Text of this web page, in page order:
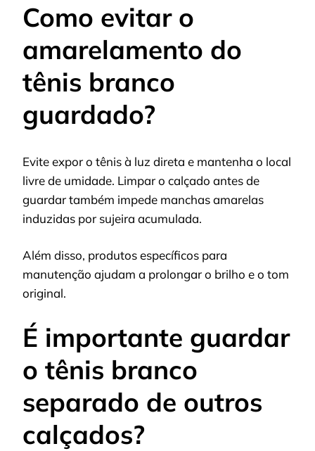
Como evitar o
amarelamento do
tênis branco
guardado?
Evite expor o tênis à luz direta e mantenha o local
livre de umidade. Limpar o calçado antes de
guardar também impede manchas amarelas
induzidas por sujeira acumulada.
Além disso, produtos específicos para
manutenção ajudam a prolongar o brilho e o tom
original.
É importante guardar
o tênis branco
separado de outros
calçados?